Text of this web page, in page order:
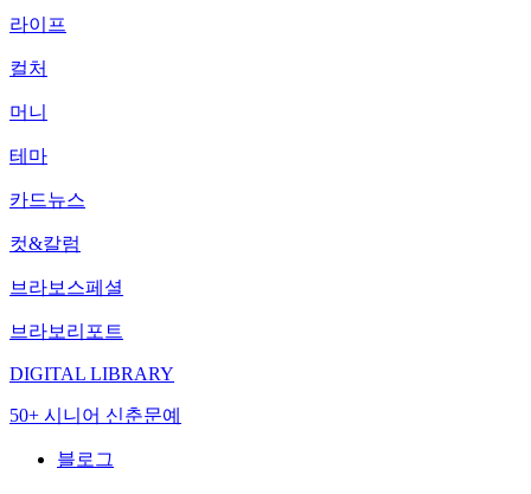
라이프
컬처
머니
테마
카드뉴스
컷&칼럼
브라보스페셜
브라보리포트
DIGITAL LIBRARY
50+ 시니어 신춘문예
블로그